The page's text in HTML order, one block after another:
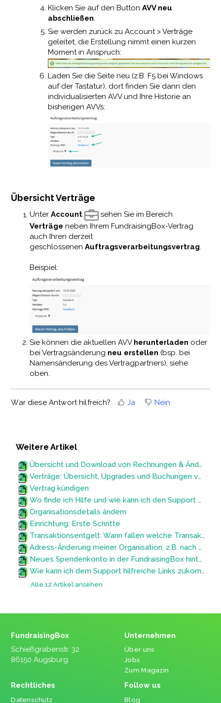
Klicken Sie auf den ButtonAVV neu
abschließen.
Sie werden zurück zu Account > Verträge
geleitet, die Erstellung nimmt einen kurzen
Moment in Anspruch:
Laden Sie die Seite neu (z.B. F5 bei Windows
auf der Tastatur), dort finden Sie dann den
individualisierten AVV und Ihre Historie an
bisherigen AVVs:
Übersicht Verträge
Unter Account
sehen Sie im Bereich
Verträge neben Ihrem FundraisingBox-Vertrag
auch Ihren derzeit
geschlossenen Auftragsverarbeitungsvertrag.
Beispiel:
Sie können die aktuellen AVV herunterladen oder
bei Vertragsänderung neu erstellen (bsp. bei
Namensänderung des Vertragpartners), siehe
oben.
War diese Antwort hilfreich? Ja Nein
Weitere Artikel
Übersicht und Download von Rechnungen & Änderung von Angaben (z.B. IBAN für den Rechnungs-Einzug)
Verträge: Übersicht, Upgrades und Buchungen von neuen Funktionen
Vertrag kündigen
Wo finde ich Hilfe und wie kann ich den Support kontaktieren?
Organisationsdetails ändern
Einrichtung: Erste Schritte
Transaktionsentgelt: Wann fallen welche Transaktionskosten gemäß Vertrag an?
Adress-Änderung meiner Organisation, z.B. nach Umzug
Neues Spendenkonto in der FundraisingBox hinterlegen
Wie kann ich dem Support hilfreiche Links zukommen lassen?
Alle 12 Artikel ansehen
FundraisingBox
Schießgrabenstr. 32
86150 Augsburg
Unternehmen
Über uns
Jobs
Zum Magazin
Rechtliches
Datenschutz
Follow us
Blog